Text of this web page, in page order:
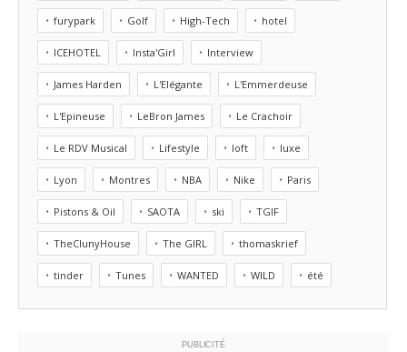
furypark Golf High-Tech hotel
ICEHOTEL Insta'Girl Interview
James Harden L'Elégante L'Emmerdeuse
L'Epineuse LeBron James Le Crachoir
Le RDV Musical Lifestyle loft luxe
Lyon Montres NBA Nike Paris
Pistons & Oil SAOTA ski TGIF
TheClunyHouse The GIRL thomaskrief
tinder Tunes WANTED WILD été
PUBLICITÉ